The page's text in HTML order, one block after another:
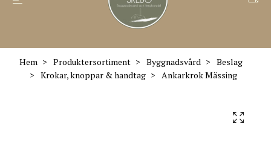
Hem Produktersortiment Byggnadsvård
Beslag
Krokar, knoppar & handtag
Ankarkrok Mässing